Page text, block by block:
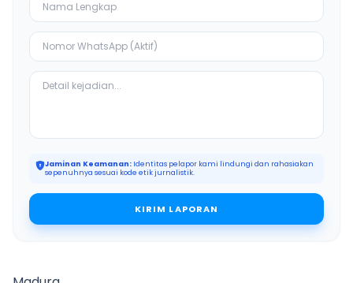
Jaminan Keamanan: Identitas pelapor kami lindungi dan rahasiakan
sepenuhnya sesuai kode etik jurnalistik.
KIRIM LAPORAN